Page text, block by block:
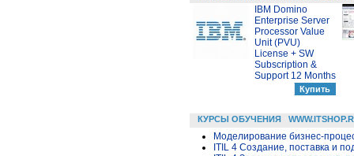
IBM Domino
Enterprise Server
Processor Value
Unit (PVU)
License + SW
Subscription &
Support 12 Months
КУРСЫ ОБУЧЕНИЯ
Моделирование бизнес-
ITIL 4 Создание, поставка и